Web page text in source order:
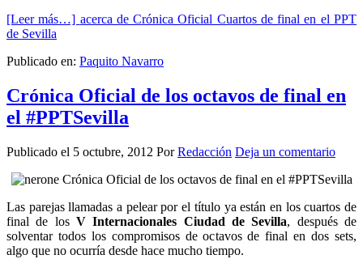
[Leer más…] acerca de Crónica Oficial Cuartos de final en el PPT
de Sevilla
Publicado en: Paquito Navarro
Crónica Oficial de los octavos de final en
el #PPTSevilla
Publicado el 5 octubre, 2012 PorRedacción Deja un comentario
Las parejas llamadas a pelear por el título ya están en los cuartos de
final de los V Internacionales Ciudad de Sevilla, después de
solventar todos los compromisos de octavos de final en dos sets,
algo que no ocurría desde hace mucho tiempo.